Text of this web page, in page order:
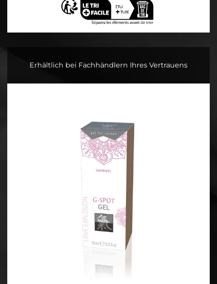
Erhältlich bei Fachhändlern Ihres Vertrauens